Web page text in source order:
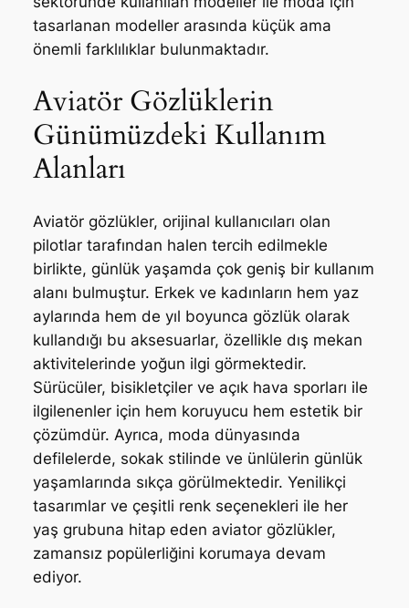
tasarlanan modeller arasında küçük ama
önemli farklılıklar bulunmaktadır.
Aviatör Gözlüklerin
Günümüzdeki Kullanım
Alanları
Aviatör gözlükler, orijinal kullanıcıları olan
pilotlar tarafından halen tercih edilmekle
birlikte, günlük yaşamda çok geniş bir kullanım
alanı bulmuştur. Erkek ve kadınların hem yaz
aylarında hem de yıl boyunca gözlük olarak
kullandığı bu aksesuarlar, özellikle dış mekan
aktivitelerinde yoğun ilgi görmektedir.
Sürücüler, bisikletçiler ve açık hava sporları ile
ilgilenenler için hem koruyucu hem estetik bir
çözümdür. Ayrıca, moda dünyasında
defilelerde, sokak stilinde ve ünlülerin günlük
yaşamlarında sıkça görülmektedir. Yenilikçi
tasarımlar ve çeşitli renk seçenekleri ile her
yaş grubuna hitap eden aviator gözlükler,
zamansız popülerliğini korumaya devam
ediyor.